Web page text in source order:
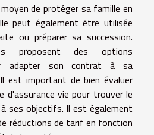
de protéger sa famille en
peut également être utilisée
ou préparer sa succession.
proposent des options
adapter son contrat à sa
est important de bien évaluer
d'assurance vie pour trouver le
ses objectifs. Il est également
réductions de tarif en fonction